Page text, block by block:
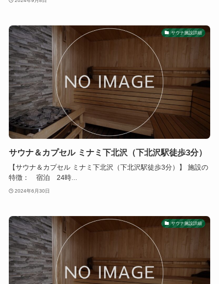
サウナ施設詳細
サウナ＆カプセル ミナミ下北沢（下北沢駅徒歩3分）
【サウナ＆カプセル ミナミ下北沢（下北沢駅徒歩3分）】 施設の
特徴： 宿泊 24時...
2024年6月30日
サウナ施設詳細